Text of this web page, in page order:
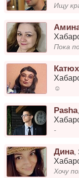
Пока
☺️
Pasha,
-
Дина,